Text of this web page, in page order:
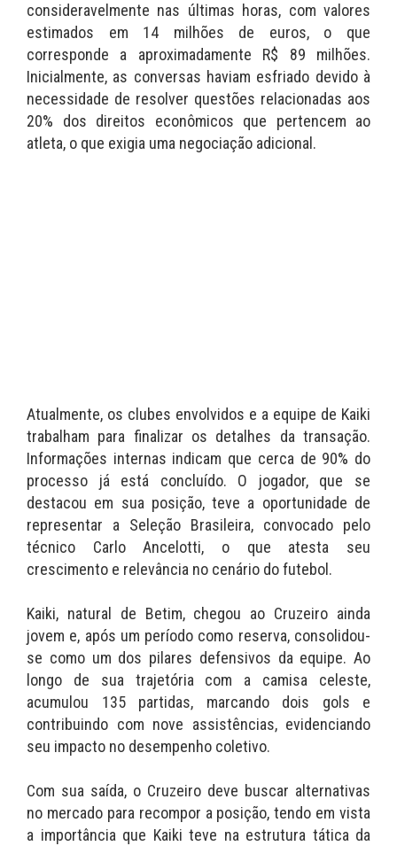
consideravelmente nas últimas horas, com valores
estimados em 14 milhões de euros, o que
corresponde a aproximadamente R$ 89 milhões.
Inicialmente, as conversas haviam esfriado devido à
necessidade de resolver questões relacionadas aos
20% dos direitos econômicos que pertencem ao
atleta, o que exigia uma negociação adicional.
Atualmente, os clubes envolvidos e a equipe de Kaiki
trabalham para finalizar os detalhes da transação.
Informações internas indicam que cerca de 90% do
processo já está concluído. O jogador, que se
destacou em sua posição, teve a oportunidade de
representar a Seleção Brasileira, convocado pelo
técnico Carlo Ancelotti, o que atesta seu
crescimento e relevância no cenário do futebol.
Kaiki, natural de Betim, chegou ao Cruzeiro ainda
jovem e, após um período como reserva, consolidou-
se como um dos pilares defensivos da equipe. Ao
longo de sua trajetória com a camisa celeste,
acumulou 135 partidas, marcando dois gols e
contribuindo com nove assistências, evidenciando
seu impacto no desempenho coletivo.
Com sua saída, o Cruzeiro deve buscar alternativas
no mercado para recompor a posição, tendo em vista
a importância que Kaiki teve na estrutura tática da